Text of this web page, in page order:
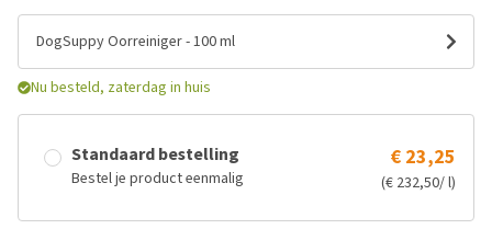
DogSuppy Oorreiniger - 100 ml
Nu besteld, zaterdag in huis
Standaard bestelling
Bestel je product eenmalig
€ 23,25
(€ 232,50/ l)